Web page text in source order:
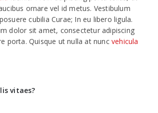
ornare vel id metus. Vestibulum
cubilia Curae; In eu libero ligula.
dolor sit amet, consectetur adipiscing
porta. Quisque ut nulla at nuncvehicula
vitaes?